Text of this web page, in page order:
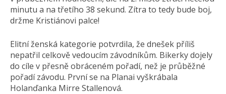
minutu a na třetího 38 sekund. Zítra to tedy bude boj,
držme Kristiánovi palce!
Elitní ženská kategorie potvrdila, že dnešek příliš
nepatřil celkově vedoucím závodníkům. Bikerky dojely
do cíle v přesně obráceném pořadí, než je průběžné
pořadí závodu. První se na Planai vyškrábala
Holanďanka Mirre Stallenová.